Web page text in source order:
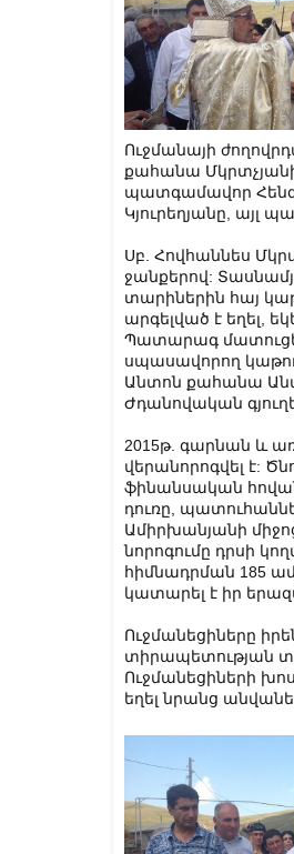
Ուջմանայի
քահանա
պատգամավոր
Կյուրեղյանը, այլ
Սբ. Հովհաննես
ջանքերով:
տարիներին հայ
արգելված է եղել,
Պատարագ
սպասավորող
Անտոն քահանա
Ժդանովական
2015թ. գարնան և
վերանորոգվել է:
ֆինանսական
դուռը,
Ամիրխանյանի
նորոգումը դրսի
հիմնադրման 185
կատարել է իր
Ուջմանեցիները
տիրապետության
Ուջմանեցիների
եղել նրանց